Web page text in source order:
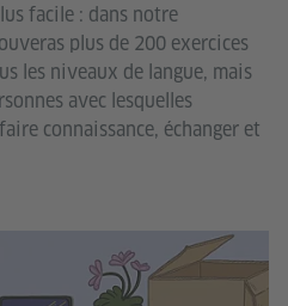
facile : dans notre
plus de 200 exercices
les niveaux de langue, mais
avec lesquelles
connaissance, échanger et